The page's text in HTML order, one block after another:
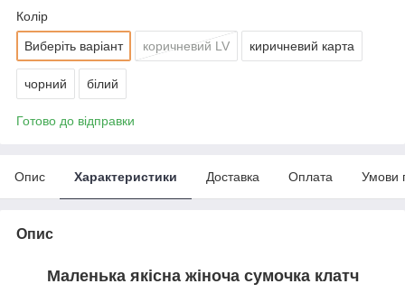
Колір
Виберіть варіант коричневий LV киричневий карта
чорний білий
Готово до відправки
Опис Характеристики Доставка Оплата Умови
Опис
Маленька якісна жіноча сумочка клатч